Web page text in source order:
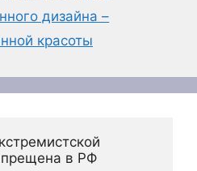
дизайна –
красоты
в РФ